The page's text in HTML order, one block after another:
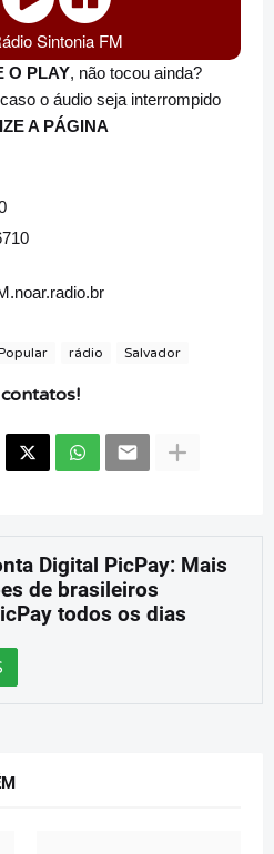
Sintonia FM
O PLAY, não tocou ainda?
caso o áudio seja interrompido
A PÁGINA
rádio Salvador
Digital PicPay: Mais
de brasileiros
todos os dias